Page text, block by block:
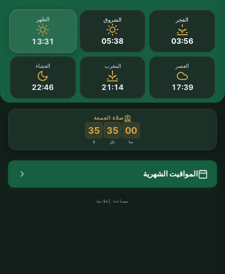
الفجر
03:56
الشروق
05:38
الظهر
13:31
العصر
17:39
المغرب
21:14
العشاء
22:46
صلاة الجمعة
00
سا
:
35
دق
:
35
ثا
المواقيت الشهرية
مساحة إعلانية